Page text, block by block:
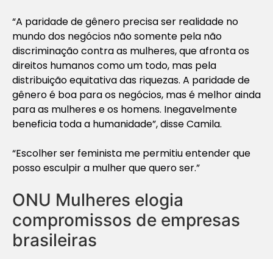
“A paridade de gênero precisa ser realidade no
mundo dos negócios não somente pela não
discriminação contra as mulheres, que afronta os
direitos humanos como um todo, mas pela
distribuição equitativa das riquezas. A paridade de
gênero é boa para os negócios, mas é melhor ainda
para as mulheres e os homens. Inegavelmente
beneficia toda a humanidade”, disse Camila.
“Escolher ser feminista me permitiu entender que
posso esculpir a mulher que quero ser.”
ONU Mulheres elogia
compromissos de empresas
brasileiras